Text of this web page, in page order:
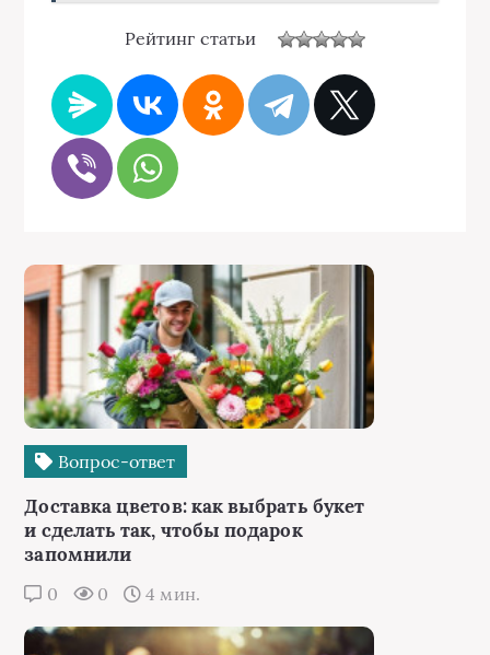
Рейтинг статьи
Вопрос-ответ
Доставка цветов: как выбрать букет
и сделать так, чтобы подарок
запомнили
0 0 4 мин.